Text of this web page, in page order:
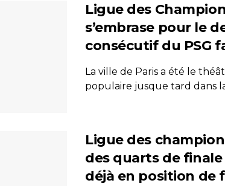
Ligue des
s’embrase pour le
consécutif du PSG
La ville de Paris a été le
populaire jusque tard dans
Ligue des
des quarts de
déjà en position de